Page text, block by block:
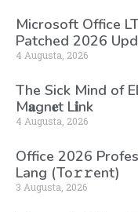
Microsoft Office
Patched 2026
4 Augusta, 2026
The Sick Mind of
M𝐚gn𝐞t L𝐢nk
4 Augusta, 2026
Office 2026
Lang (To𝚛𝚛еnt)
3 Augusta, 2026